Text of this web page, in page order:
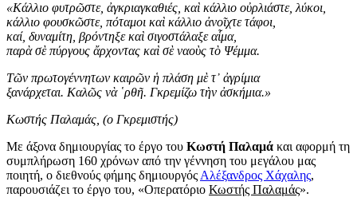
«Κάλλιο φυτρῶστε, ἀγκριαγκαθιές, καὶ κάλλιο οὐρλιάστε, λύκοι,
κάλλιο φουσκῶστε, πόταμοι καὶ κάλλιο ἀνοῖχτε τάφοι,
καί, δυναμίτη, βρόντηξε καὶ σιγοστάλαξε αἷμα,
παρὰ σὲ πύργους ἄρχοντας καὶ σὲ ναοὺς τὸ Ψέμμα.
Τῶν πρωτογέννητων καιρῶν ἡ πλάση μὲ τ᾿ ἀγρίμια
ξανάρχεται. Καλῶς νὰ ῾ρθῆ. Γκρεμίζω τὴν ἀσκήμια.»
Κωστής Παλαμάς, (ο Γκρεμιστής)
Με άξονα δημιουργίας το έργο του Κωστή Παλαμά και αφορμή τη
συμπλήρωση 160 χρόνων από την γέννηση του μεγάλου μας
ποιητή, ο διεθνούς φήμης δημιουργός Αλέξανδρος Χάχαλης,
παρουσιάζει το έργο του, «Οπερατόριο Κωστής Παλαμάς».